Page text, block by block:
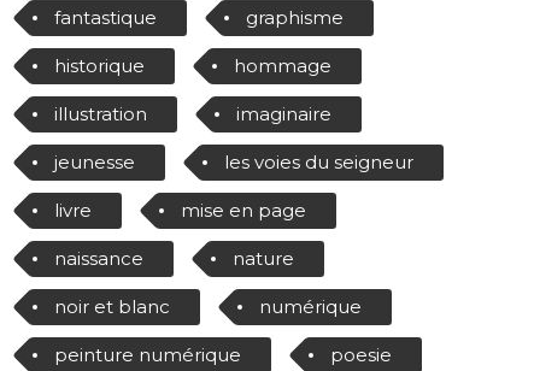
fantastique graphisme
historique hommage
illustration imaginaire
jeunesse les voies du seigneur
livre mise en page
naissance nature
noir et blanc numérique
peinture numérique poesie